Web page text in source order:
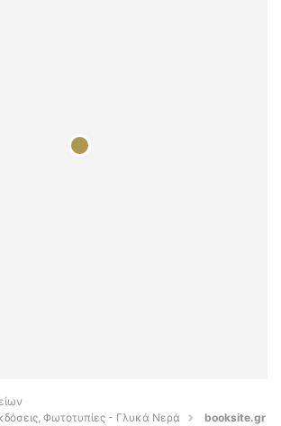
Φωτοτυπίες - Γλυκά Νερά
booksite.gr